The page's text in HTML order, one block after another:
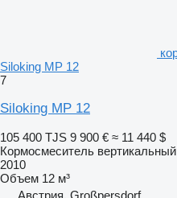
Siloking MP 12
7
Siloking MP 12
105 400 TJS 9 900 € ≈ 11 440 $
Кормосмеситель вертикальный
2010
Объем 12 м³
Австрия, Großpersdorf